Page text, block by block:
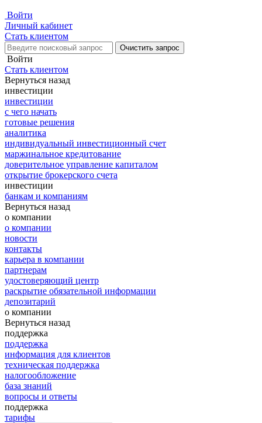
Войти
Личный кабинет
Стать клиентом
Очистить запрос
Войти
Стать клиентом
Вернуться назад
инвестиции
инвестиции
с чего начать
готовые решения
аналитика
индивидуальный инвестиционный счет
маржинальное кредитование
доверительное управление капиталом
открытие брокерского счета
инвестиции
банкам и компаниям
Вернуться назад
о компании
о компании
новости
контакты
карьера в компании
партнерам
удостоверяющий центр
раскрытие обязательной информации
депозитарий
о компании
Вернуться назад
поддержка
поддержка
информация для клиентов
техническая поддержка
налогообложение
база знаний
вопросы и ответы
поддержка
тарифы